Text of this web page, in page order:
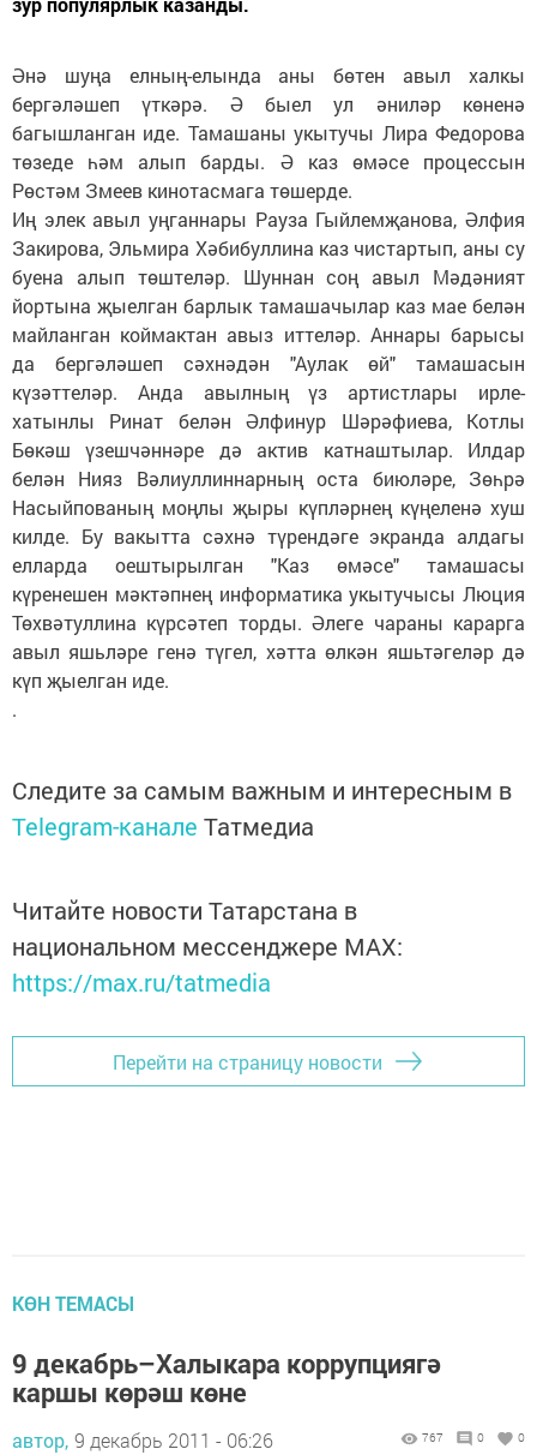
Әнә шуңа елның-елында аны бөтен авыл халкы
бергәләшеп үткәрә. Ә быел ул әниләр көненә
багышланган иде. Тамашаны укытучы Лира Федорова
төзеде һәм алып барды. Ә каз өмәсе процессын
Рөстәм Змеев кинотасмага төшерде.
Иң элек авыл уңганнары Рауза Гыйлемҗанова, Әлфия
Закирова, Эльмира Хәбибуллина каз чистартып, аны су
буена алып төштеләр. Шуннан соң авыл Мәдәният
йортына җыелган барлык тамашачылар каз мае белән
майланган коймактан авыз иттеләр. Аннары барысы
да бергәләшеп сәхнәдән "Аулак өй" тамашасын
күзәттеләр. Анда авылның үз артистлары ирле-
хатынлы Ринат белән Әлфинур Шәрәфиева, Котлы
Бөкәш үзешчәннәре дә актив катнаштылар. Илдар
белән Нияз Вәлиуллиннарның оста биюләре, Зөһрә
Насыйпованың моңлы җыры күпләрнең күңеленә хуш
килде. Бу вакытта сәхнә түрендәге экранда алдагы
елларда оештырылган "Каз өмәсе" тамашасы
күренешен мәктәпнең информатика укытучысы Люция
Төхвәтуллина күрсәтеп торды. Әлеге чараны карарга
авыл яшьләре генә түгел, хәтта өлкән яшьтәгеләр дә
күп җыелган иде.
.
Следите за самым важным и интересным в
Telegram-канале Татмедиа
Читайте новости Татарстана в
национальном мессенджере MАХ:
https://max.ru/tatmedia
Перейти на страницу новости
КӨН ТЕМАСЫ
9 декабрь–Халыкара коррупциягә
каршы көрәш көне
автор, 9 декабрь 2011 - 06:26 767 0 0